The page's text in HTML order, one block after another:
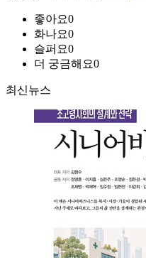
좋아요0
화나요0
슬퍼요0
더 궁금해요0
최신뉴스